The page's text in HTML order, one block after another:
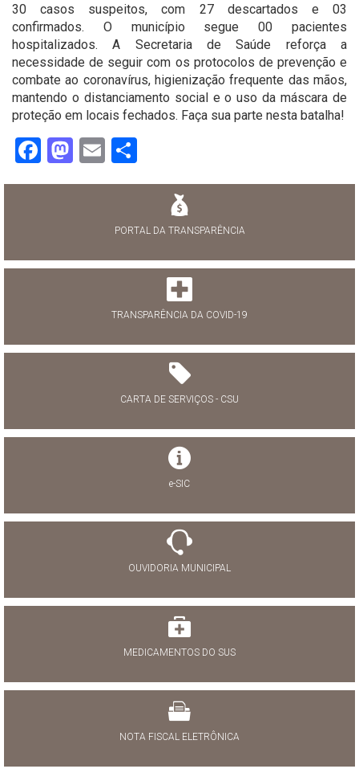
30 casos suspeitos, com 27 descartados e 03
confirmados. O município segue 00 pacientes
hospitalizados. A Secretaria de Saúde reforça a
necessidade de seguir com os protocolos de prevenção e
combate ao coronavírus, higienização frequente das mãos,
mantendo o distanciamento social e o uso da máscara de
proteção em locais fechados. Faça sua parte nesta batalha!
Facebook
Mastodon
Email
PORTAL DA TRANSPARÊNCIA
TRANSPARÊNCIA DA COVID-19
CARTA DE SERVIÇOS - CSU
e-SIC
OUVIDORIA MUNICIPAL
MEDICAMENTOS DO SUS
NOTA FISCAL ELETRÔNICA